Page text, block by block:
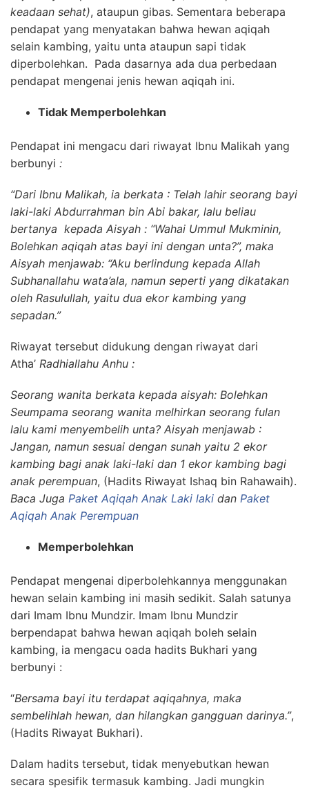
keadaan sehat), ataupun gibas. Sementara beberapa
pendapat yang menyatakan bahwa hewan aqiqah
selain kambing, yaitu unta ataupun sapi tidak
diperbolehkan. Pada dasarnya ada dua perbedaan
pendapat mengenai jenis hewan aqiqah ini.
Tidak Memperbolehkan
Pendapat ini mengacu dari riwayat Ibnu Malikah yang
berbunyi :
“Dari Ibnu Malikah, ia berkata : Telah lahir seorang bayi
laki-laki Abdurrahman bin Abi bakar, lalu beliau
bertanya kepada Aisyah : “Wahai Ummul Mukminin,
Bolehkan aqiqah atas bayi ini dengan unta?”, maka
Aisyah menjawab: “Aku berlindung kepada Allah
Subhanallahu wata’ala, namun seperti yang dikatakan
oleh Rasulullah, yaitu dua ekor kambing yang
sepadan.”
Riwayat tersebut didukung dengan riwayat dari
Atha’ Radhiallahu Anhu :
Seorang wanita berkata kepada aisyah: Bolehkan
Seumpama seorang wanita melhirkan seorang fulan
lalu kami menyembelih unta? Aisyah menjawab :
Jangan, namun sesuai dengan sunah yaitu 2 ekor
kambing bagi anak laki-laki dan 1 ekor kambing bagi
anak perempuan, (Hadits Riwayat Ishaq bin Rahawaih).
Baca Juga Paket Aqiqah Anak Laki laki dan Paket
Aqiqah Anak Perempuan
Memperbolehkan
Pendapat mengenai diperbolehkannya menggunakan
hewan selain kambing ini masih sedikit. Salah satunya
dari Imam Ibnu Mundzir. Imam Ibnu Mundzir
berpendapat bahwa hewan aqiqah boleh selain
kambing, ia mengacu oada hadits Bukhari yang
berbunyi :
“Bersama bayi itu terdapat aqiqahnya, maka
sembelihlah hewan, dan hilangkan gangguan darinya.”,
(Hadits Riwayat Bukhari).
Dalam hadits tersebut, tidak menyebutkan hewan
secara spesifik termasuk kambing. Jadi mungkin